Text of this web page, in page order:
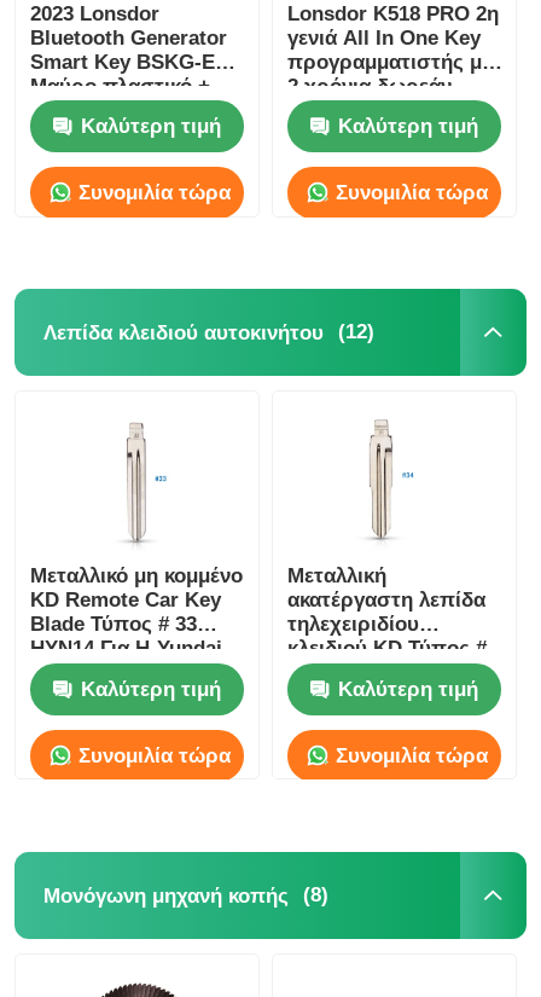
2023 Lonsdor
Bluetooth Generator
Smart Key BSKG-EN -
Μαύρο πλαστικό +
μέταλλο αρχικού
μεγέθους έξυπνο
κλειδί PCB
Καλύτερη τιμή
Συνομιλία τώρα
Lonsdor K518 PRO 2η
γενιά All In One Key
προγραμματιστής με
2 χρόνια δωρεάν
ενημέρωση και
πλήρη έκδοση
αξεσουάρ
Καλύτερη τιμή
Συνομιλία τώρα
Λεπίδα κλειδιού αυτοκινήτου (12)
Μεταλλικό μη κομμένο
KD Remote Car Key
Blade Τύπος # 33
HYN14 Για H-Yundai
Accent K-Ia 33#
Καλύτερη τιμή
Συνομιλία τώρα
Μεταλλική
ακατέργαστη λεπίδα
τηλεχειριδίου
κλειδιού KD Τύπος #
34 λεπίδα έκτακτης
ανάγκης για K-A Rio
H-Yundai προφορά
HYN10
Καλύτερη τιμή
Συνομιλία τώρα
Μονόγωνη μηχανή κοπής (8)